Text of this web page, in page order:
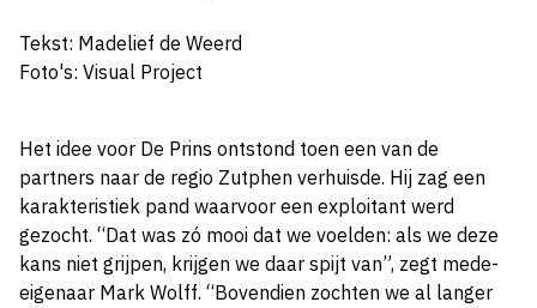
Tekst: Madelief de Weerd
Foto's: Visual Project
Het idee voor De Prins ontstond toen een van de
partners naar de regio Zutphen verhuisde. Hij zag een
karakteristiek pand waarvoor een exploitant werd
gezocht. “Dat was zó mooi dat we voelden: als we deze
kans niet grijpen, krijgen we daar spijt van”, zegt mede-
eigenaar Mark Wolff. “Bovendien zochten we al langer